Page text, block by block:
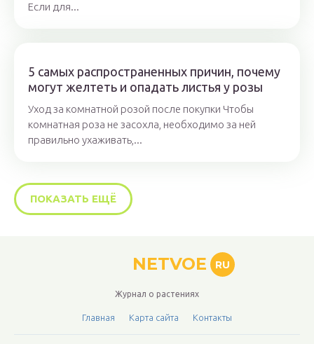
Если для...
5 самых распространенных причин, почему
могут желтеть и опадать листья у розы
Уход за комнатной розой после покупки Чтобы
комнатная роза не засохла, необходимо за ней
правильно ухаживать,...
ПОКАЗАТЬ ЕЩЁ
NETVOE RU
Журнал о растениях
Главная Карта сайта Контакты